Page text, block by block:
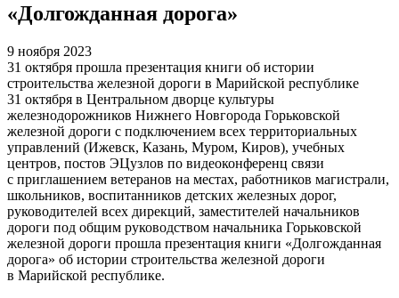
«Долгожданная дорога»
9 ноября 2023
31 октября прошла презентация книги об истории
строительства железной дороги в Марийской республике
31 октября в Центральном дворце культуры
железнодорожников Нижнего Новгорода Горьковской
железной дороги с подключением всех территориальных
управлений (Ижевск, Казань, Муром, Киров), учебных
центров, постов ЭЦузлов по видеоконференц связи
с приглашением ветеранов на местах, работников магистрали,
школьников, воспитанников детских железных дорог,
руководителей всех дирекций, заместителей начальников
дороги под общим руководством начальника Горьковской
железной дороги прошла презентация книги «Долгожданная
дорога» об истории строительства железной дороги
в Марийской республике.